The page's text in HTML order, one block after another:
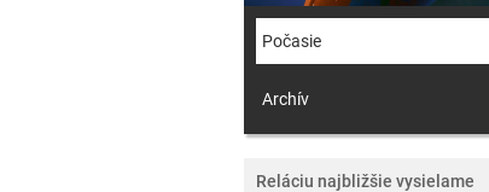
Počasie
Archív
Reláciu najbližšie vysielame